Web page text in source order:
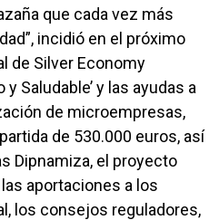
que cada vez más
incidió en el próximo
de Silver Economy
Saludable’ y las ayudas a
de microempresas,
de 530.000 euros, así
Dipnamiza, el proyecto
las aportaciones a los
los consejos reguladores,